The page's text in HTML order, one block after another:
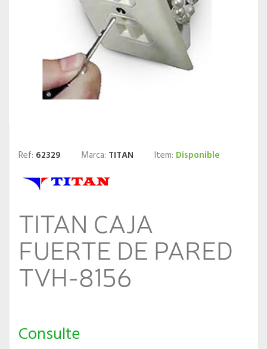
Ref: 62329 Marca: TITAN Item: Disponible
TITAN CAJA
FUERTE DE PARED
TVH-8156
Consulte